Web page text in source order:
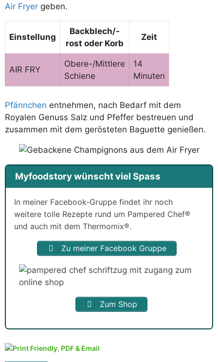
Air Fryer geben.
Einstellung
Backblech/-
rost oder Korb
Zeit
AIR FRY
Obere-/Mittlere
Schiene
14
Minuten
Pfännchen entnehmen, nach Bedarf mit dem
Royalen Genuss Salz und Pfeffer bestreuen und
zusammen mit dem gerösteten Baguette genießen.
Myfoodstory wünscht viel Spass
In meiner Facebook-Gruppe findet ihr noch
weitere tolle Rezepte rund um Pampered Chef®
und auch mit dem Thermomix®.
Zu meiner Facebook Gruppe
Zum Shop